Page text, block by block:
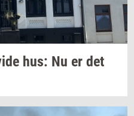
hus: Nu er det